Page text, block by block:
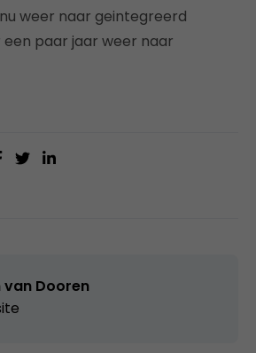
weer naar geintegreerd
paar jaar weer naar
van Dooren